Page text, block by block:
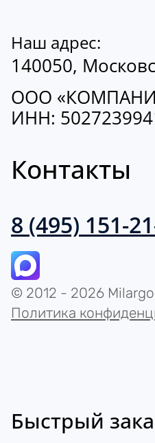
Наш адрес:
140050,
ООО
ИНН:
Контакты
8 (495) 151-
© 2012 - 2026
Политика
Быстрый